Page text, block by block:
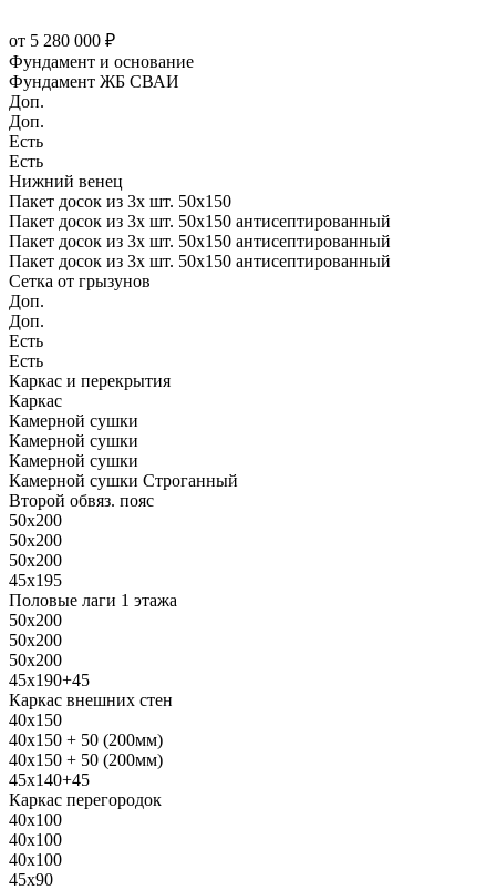
от 5 280 000 ₽
Фундамент и основание
Фундамент ЖБ СВАИ
Доп.
Доп.
Есть
Есть
Нижний венец
Пакет досок из 3х шт. 50х150
Пакет досок из 3х шт. 50х150 антисептированный
Пакет досок из 3х шт. 50х150 антисептированный
Пакет досок из 3х шт. 50х150 антисептированный
Сетка от грызунов
Доп.
Доп.
Есть
Есть
Каркас и перекрытия
Каркас
Камерной сушки
Камерной сушки
Камерной сушки
Камерной сушки Строганный
Второй обвяз. пояс
50х200
50х200
50х200
45х195
Половые лаги 1 этажа
50х200
50х200
50х200
45х190+45
Каркас внешних стен
40х150
40х150 + 50 (200мм)
40х150 + 50 (200мм)
45х140+45
Каркас перегородок
40х100
40х100
40х100
45х90